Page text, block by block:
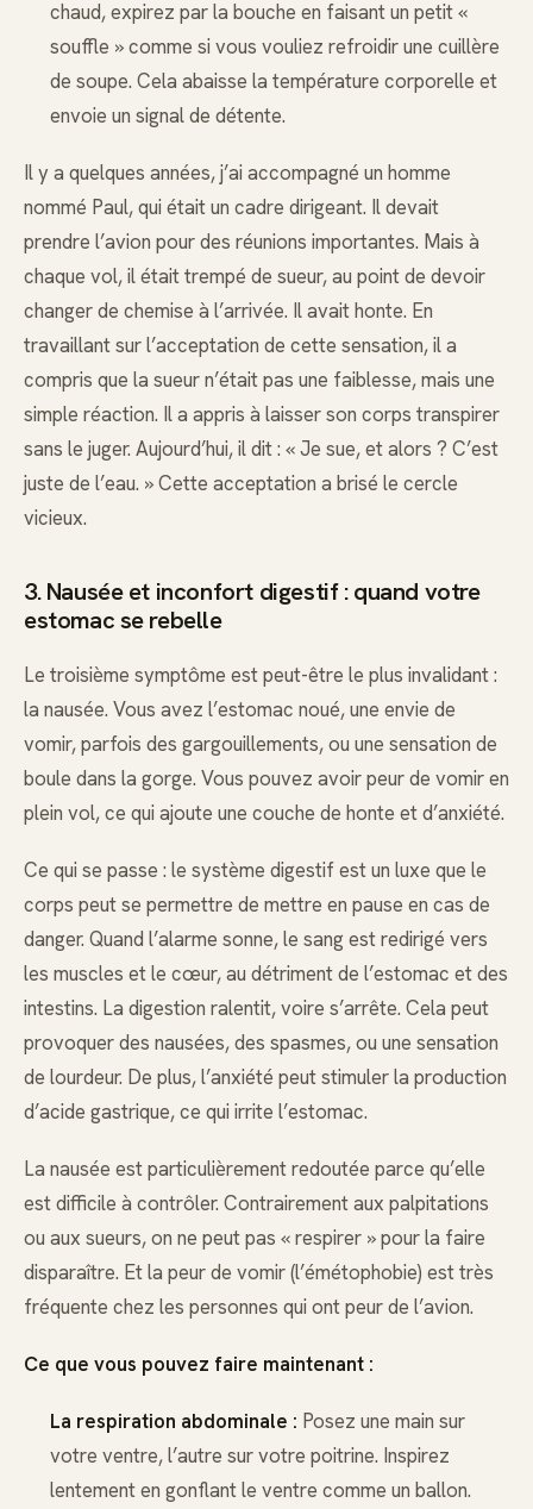
chaud, expirez par la bouche en faisant un petit «
souffle » comme si vous vouliez refroidir une cuillère
de soupe. Cela abaisse la température corporelle et
envoie un signal de détente.
Il y a quelques années, j’ai accompagné un homme
nommé Paul, qui était un cadre dirigeant. Il devait
prendre l’avion pour des réunions importantes. Mais à
chaque vol, il était trempé de sueur, au point de devoir
changer de chemise à l’arrivée. Il avait honte. En
travaillant sur l’acceptation de cette sensation, il a
compris que la sueur n’était pas une faiblesse, mais une
simple réaction. Il a appris à laisser son corps transpirer
sans le juger. Aujourd’hui, il dit : « Je sue, et alors ? C’est
juste de l’eau. » Cette acceptation a brisé le cercle
vicieux.
3. Nausée et inconfort digestif : quand votre
estomac se rebelle
Le troisième symptôme est peut-être le plus invalidant :
la nausée. Vous avez l’estomac noué, une envie de
vomir, parfois des gargouillements, ou une sensation de
boule dans la gorge. Vous pouvez avoir peur de vomir en
plein vol, ce qui ajoute une couche de honte et d’anxiété.
Ce qui se passe : le système digestif est un luxe que le
corps peut se permettre de mettre en pause en cas de
danger. Quand l’alarme sonne, le sang est redirigé vers
les muscles et le cœur, au détriment de l’estomac et des
intestins. La digestion ralentit, voire s’arrête. Cela peut
provoquer des nausées, des spasmes, ou une sensation
de lourdeur. De plus, l’anxiété peut stimuler la production
d’acide gastrique, ce qui irrite l’estomac.
La nausée est particulièrement redoutée parce qu’elle
est difficile à contrôler. Contrairement aux palpitations
ou aux sueurs, on ne peut pas « respirer » pour la faire
disparaître. Et la peur de vomir (l’émétophobie) est très
fréquente chez les personnes qui ont peur de l’avion.
Ce que vous pouvez faire maintenant :
La respiration abdominale : Posez une main sur
votre ventre, l’autre sur votre poitrine. Inspirez
lentement en gonflant le ventre comme un ballon.